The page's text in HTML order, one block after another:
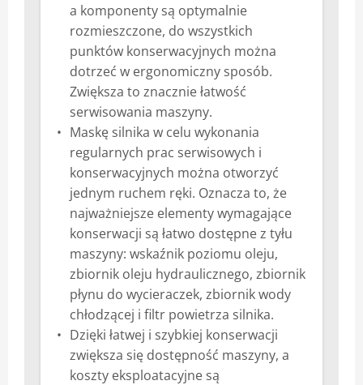
a komponenty są optymalnie
rozmieszczone, do wszystkich
punktów konserwacyjnych można
dotrzeć w ergonomiczny sposób.
Zwiększa to znacznie łatwość
serwisowania maszyny.
Maskę silnika w celu wykonania
regularnych prac serwisowych i
konserwacyjnych można otworzyć
jednym ruchem ręki. Oznacza to, że
najważniejsze elementy wymagające
konserwacji są łatwo dostępne z tyłu
maszyny: wskaźnik poziomu oleju,
zbiornik oleju hydraulicznego, zbiornik
płynu do wycieraczek, zbiornik wody
chłodzącej i filtr powietrza silnika.
Dzięki łatwej i szybkiej konserwacji
zwiększa się dostępność maszyny, a
koszty eksploatacyjne są